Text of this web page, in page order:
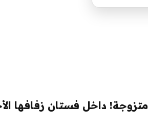
داخل فستان زفافها